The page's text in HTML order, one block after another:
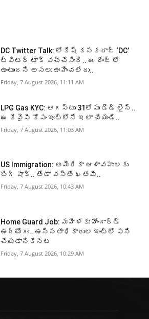
DC Twitter Talk: లోకేష్ కనకరాజ్ ‘DC’
ట్విటర్ టాక్ వచ్చేసింది.. ఈ రేంజ్ లో
ఉంటుందని అసలు ఊహించలేదు..
Friday, 7 August 2026, 11:11 AM
LPG Gas KYC: ఆగస్టు 31లోపు డెడ్ లైన్..
ఈ కేవైసీ కోసం ఇంట్లోనే ఇలా చేయండి..
Friday, 7 August 2026, 11:03 AM
US Immigration: అమెరికా ఆశావహులకు
బిగ్ షాక్.. తేడా వస్తే ఖతమే..
Friday, 7 August 2026, 10:43 AM
Home Guard Job: మహిళకు హోంగార్డ్
ఉద్యోగం.. ఉన్నతాధికారుల ఇంట్లో పని
చేయడానికేనట
Friday, 7 August 2026, 10:29 AM